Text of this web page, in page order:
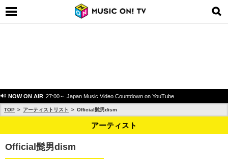
NOW ON AIR 27:00～ Japan Music Video Countdown on YouTube
TOP アーティストリスト Official髭男dism
アーティスト
Official髭男dism